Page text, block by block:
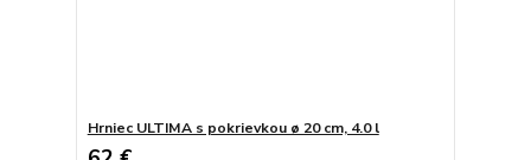
Hrniec ULTIMA s pokrievkou ø 20 cm, 4.0 l